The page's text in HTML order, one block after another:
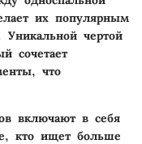
их популярным
Уникальной чертой
сочетает
что
включают в себя
кто ищет больше